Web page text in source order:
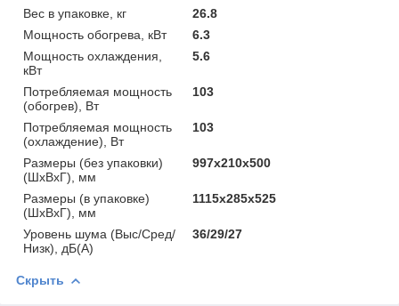
Вес в упаковке, кг
26.8
Мощность обогрева, кВт
6.3
Мощность охлаждения,
кВт
5.6
Потребляемая мощность
(обогрев), Вт
103
Потребляемая мощность
(охлаждение), Вт
103
Размеры (без упаковки)
(ШхВхГ), мм
997х210х500
Размеры (в упаковке)
(ШхВхГ), мм
1115х285х525
Уровень шума (Выс/Сред/
Низк), дБ(А)
36/29/27
Скрыть